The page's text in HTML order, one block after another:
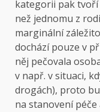
kategorii pak tvoří
než jednomu z
marginální
dochází pouze v
něj pečovala
v např. v situaci,
drogách), proto
na stanovení